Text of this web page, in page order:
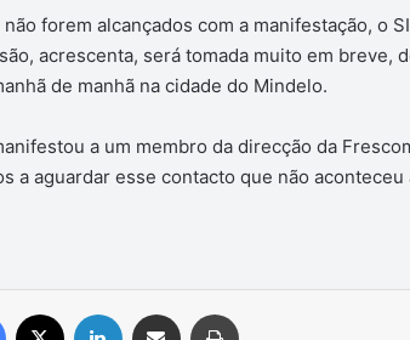
forem alcançados com a manifestação, o
acrescenta, será tomada muito em breve,
de manhã na cidade do Mindelo.
a um membro da direcção da
a aguardar esse contacto que não
Facebook Linkedin Compartilhar via e-mail